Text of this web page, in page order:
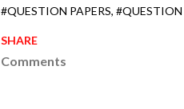
#QUESTION PAPERS #QUESTION
SHARE
Comments